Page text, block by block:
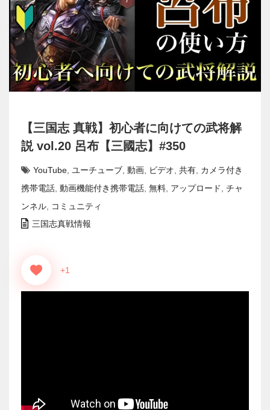
【三国志 真戦】初心者に向けての武将解
説 vol.20 呂布【三國志】#350
YouTube ユーチューブ 動画 ビデオ 共有 カメラ付き
携帯電話 動画機能付き携帯電話 無料 アップロード
チャ
ンネル
コミュニティ
三国志真戦情報
+1